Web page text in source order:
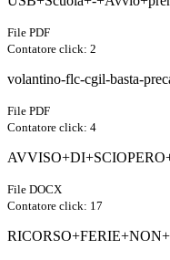
File PDF
Contatore click: 2
volantino-flc-cgil-basta-
File PDF
Contatore click: 4
File DOCX
Contatore click: 17